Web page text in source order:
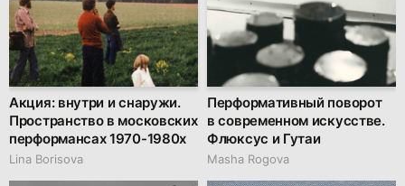
Акция: внутри и снаружи.
Пространство в московских
перформансах 1970-1980х
Lina Borisova
Перформативный поворот
в современном искусстве.
Флюксус и Гутаи
Masha Rogova